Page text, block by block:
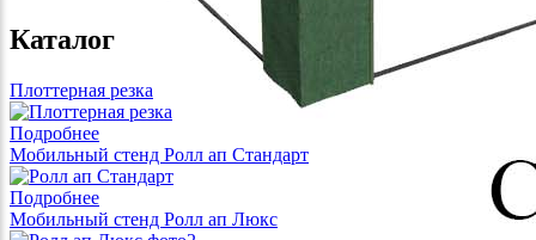
Каталог
Плоттерная резка
Подробнее
Мобильный стенд Ролл ап Стандарт
Подробнее
Мобильный стенд Ролл ап Люкс